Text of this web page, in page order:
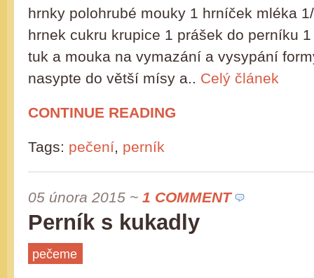
hrnky polohrubé mouky 1 hrníček mléka
hrnek cukru krupice 1 prášek do perníku
tuk a mouka na vymazání a vysypání
nasypte do větší mísy a.. Celý článek
CONTINUE READING
Tags: pečení, perník
05 února 2015 ~ 1 COMMENT
Perník s kukadly
pečeme